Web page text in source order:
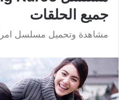
جميع الحلقات
مشاهدة وتحميل مسلسل